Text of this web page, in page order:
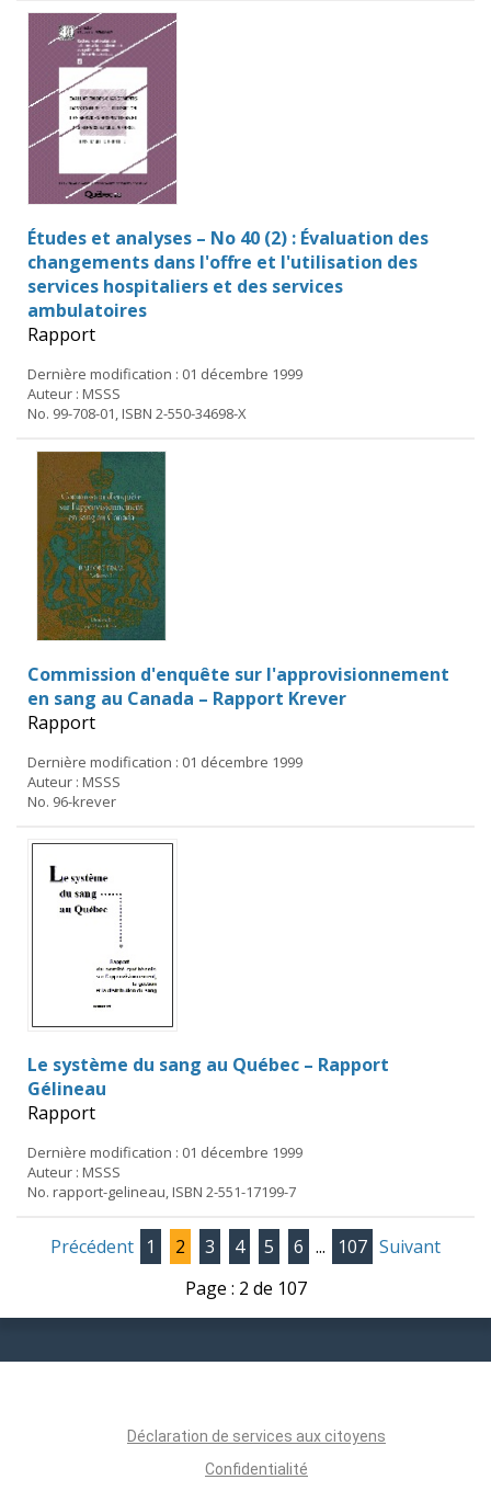
Études et analyses – No 40 (2) : Évaluation des
changements dans l'offre et l'utilisation des
services hospitaliers et des services
ambulatoires
Rapport
Dernière modification : 01 décembre 1999
Auteur : MSSS
No. 99-708-01, ISBN 2-550-34698-X
Commission d'enquête sur l'approvisionnement
en sang au Canada – Rapport Krever
Rapport
Dernière modification : 01 décembre 1999
Auteur : MSSS
No. 96-krever
Le système du sang au Québec – Rapport
Gélineau
Rapport
Dernière modification : 01 décembre 1999
Auteur : MSSS
No. rapport-gelineau, ISBN 2-551-17199-7
Précédent 1 2 3 4 5 6 ... 107 Suivant
Page : 2 de 107
Déclaration de services aux citoyens
Confidentialité